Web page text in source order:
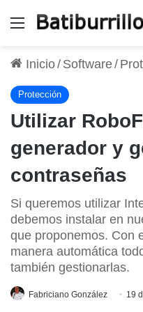
Menú
Inicio/ Software/
Protección
Utilizar
generador y
contraseñas
Si queremos utilizar
debemos instalar en
que proponemos. Con
manera automática
también gestionarlas.
Fabriciano González 19